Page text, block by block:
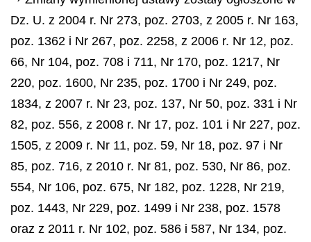
Dz. U. z 2004 r. Nr 273, poz. 2703, z 2005 r. Nr 163,
poz. 1362 i Nr 267, poz. 2258, z 2006 r. Nr 12, poz.
66, Nr 104, poz. 708 i 711, Nr 170, poz. 1217, Nr
220, poz. 1600, Nr 235, poz. 1700 i Nr 249, poz.
1834, z 2007 r. Nr 23, poz. 137, Nr 50, poz. 331 i Nr
82, poz. 556, z 2008 r. Nr 17, poz. 101 i Nr 227, poz.
1505, z 2009 r. Nr 11, poz. 59, Nr 18, poz. 97 i Nr
85, poz. 716, z 2010 r. Nr 81, poz. 530, Nr 86, poz.
554, Nr 106, poz. 675, Nr 182, poz. 1228, Nr 219,
poz. 1443, Nr 229, poz. 1499 i Nr 238, poz. 1578
oraz z 2011 r. Nr 102, poz. 586 i 587, Nr 134, poz.